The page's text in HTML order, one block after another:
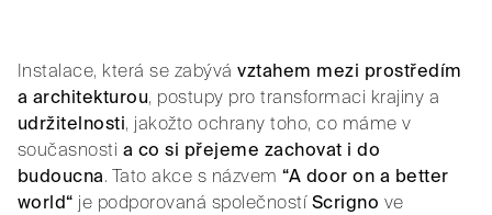
Instalace, která se zabývávztahem mezi prostředím
a architekturou, postupy pro transformaci krajiny a
udržitelnosti, jakožto ochrany toho, co máme v
současnosti a co si přejeme zachovat i do
budoucna. Tato akce s názvem“A door on a better
world“ je podporovaná společnostíScrigno ve